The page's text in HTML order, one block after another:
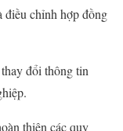
điều chỉnh hợp đồng
đổi thông tin
thiện các quy